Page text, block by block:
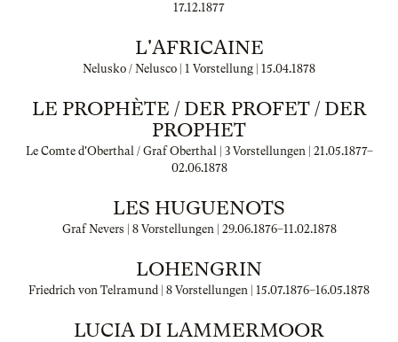
17.12.1877
L'AFRICAINE
Nelusko / Nelusco | 1 Vorstellung | 15.04.1878
LE PROPHÈTE / DER PROFET / DER
PROPHET
Le Comte d'Oberthal / Graf Oberthal | 3 Vorstellungen | 21.05.1877–
02.06.1878
LES HUGUENOTS
Graf Nevers | 8 Vorstellungen | 29.06.1876–11.02.1878
LOHENGRIN
Friedrich von Telramund | 8 Vorstellungen | 15.07.1876–16.05.1878
LUCIA DI LAMMERMOOR